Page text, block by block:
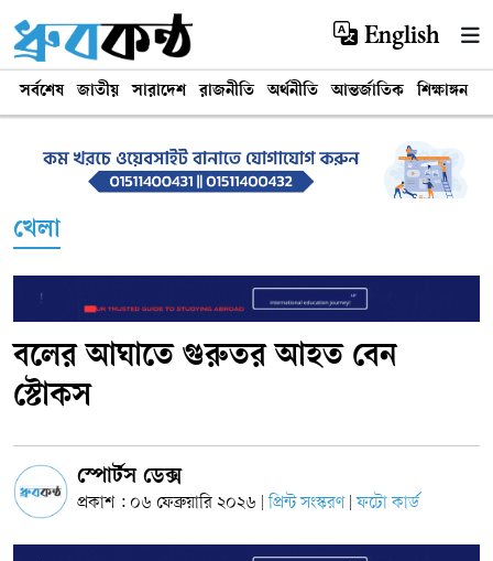
English
সর্বশেষ জাতীয় সারাদেশ রাজনীতি অর্থনীতি আন্তর্জাতিক শিক্ষাঙ্গন
খেলা
বলের আঘাতে গুরুতর আহত বেন
স্টোকস
স্পোর্টস ডেক্স
প্রকাশ : ০৬ ফেব্রুয়ারি ২০২৬ প্রিন্ট সংস্করণ ফটো কার্ড